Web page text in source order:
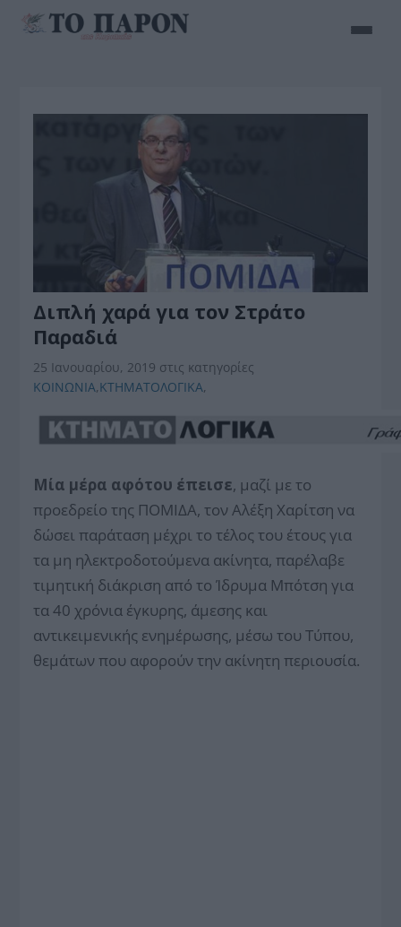
Διπλή χαρά για τον Στράτο
Παραδιά
25 Ιανουαρίου, 2019 στις κατηγορίες
ΚΟΙΝΩΝΙΑ,ΚΤΗΜΑΤΟΛΟΓΙΚΑ,
Μία μέρα αφότου έπεισε, μαζί με το
προεδρείο της ΠΟΜΙΔΑ, τον Αλέξη Χαρίτση να
δώσει παράταση μέχρι το τέλος του έτους για
τα μη ηλεκτροδοτούμενα ακίνητα, παρέλαβε
τιμητική διάκριση από το Ίδρυμα Μπότση για
τα 40 χρόνια έγκυρης, άμεσης και
αντικειμενικής ενημέρωσης, μέσω του Τύπου,
θεμάτων που αφορούν την ακίνητη περιουσία.